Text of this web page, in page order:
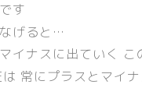
す
げると…
イナスに出ていく こ
常にプラスとマイ